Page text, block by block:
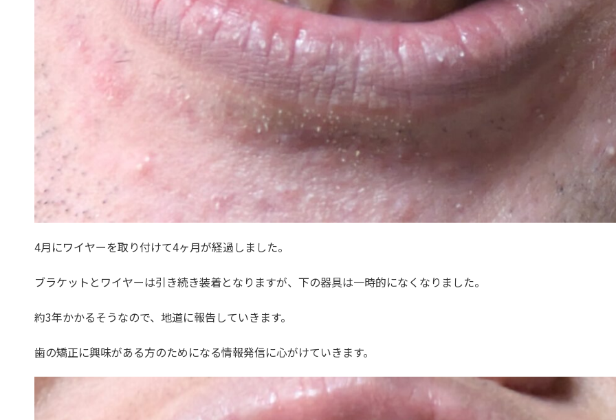
4月にワイヤーを取り付けて4ヶ月が経過しました。
ブラケットとワイヤーは引き続き装着となりますが、下の器具は一時的になくなりました。
約3年かかるそうなので、地道に報告していきます。
歯の矯正に興味がある方のためになる情報発信に心がけていきます。